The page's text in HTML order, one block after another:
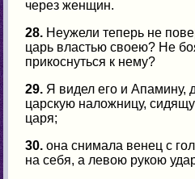
через женщин.
28. Неужели теперь не
царь властью своею? Не
прикоснуться к нему?
29. Я видел его и Апамину,
царскую наложницу,
царя;
30. она снимала венец с
на себя, а левою рукою